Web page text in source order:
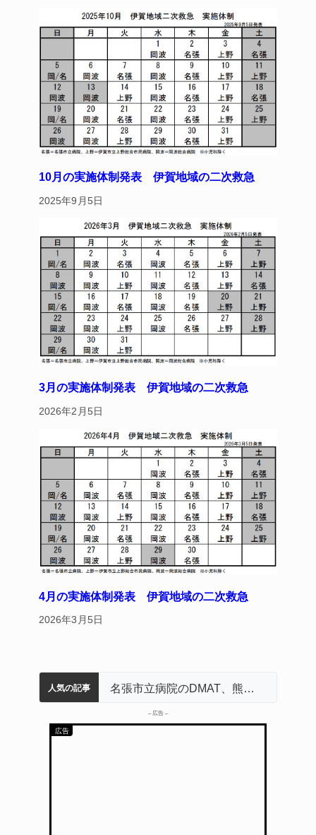
y
s
o
o
k
10月の実施体制発表 伊賀地域の二次救急
2025年9月5日
3月の実施体制発表 伊賀地域の二次救急
2026年2月5日
4月の実施体制発表 伊賀地域の二次救急
2026年3月5日
人気の記事
中学校の陶壁モニュメント 地元建設会社がボランティアで清掃 伊賀 名張市立病院のDMAT、熊本地震の被災地へ 能登以来3回目の派遣
名張市水道料金47％値上げへ 答申案、審議会で大筋まとまる
【インターハイ⑨】ソフトテニス ミス減らし上位狙う 近大高専
リレーで東海中学総体へ 伊賀・名張
– 広告 –